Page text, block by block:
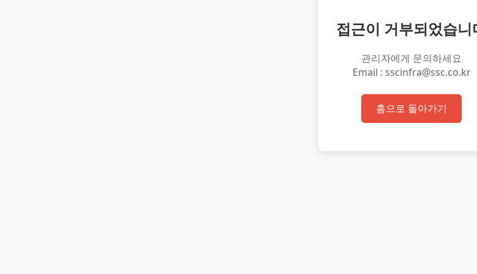
접근이 거부되었습니
관리자에게 문의하세요
Email : sscinfra@ssc.co.kr
홈으로 돌아가기